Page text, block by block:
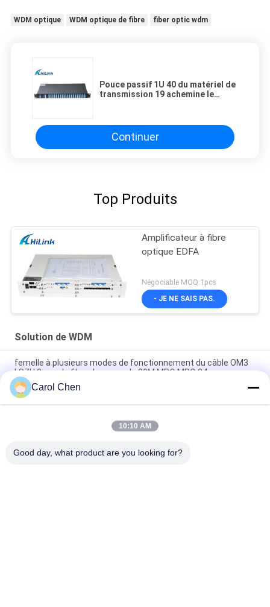
WDM optique WDM optique de fibre fiber optic wdm
Pouce passif 1U 40 du matériel de
transmission 19 achemine le
Continuer
Top Produits
Amplificateur à fibre
optique EDFA
Négociable MOQ:1pcs
- JE NE SAIS PAS.
Solution de WDM
femelle à plusieurs modes de fonctionnement du câble OM3
LSZH 3mm de fibre de noyau de 20M MPO MPO 24
La solution 1U de WDM de CWDM MUX DEMUX ÉTIRENT la
Manche 9+1 de fibre optique
Type à plusieurs modes de fonctionnement B de fibres du
Carol Chen
10:10 AM
Good day, what product are you looking for?